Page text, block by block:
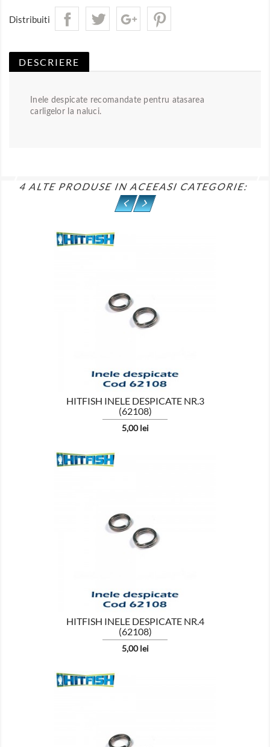
Distribuiti
DESCRIERE
Inele despicate recomandate pentru atasarea
carligelor la naluci.
4 ALTE PRODUSE IN ACEEASI CATEGORIE:
HITFISH INELE DESPICATE NR.3
(62108)
Pret
5,00 lei

HITFISH INELE DESPICATE NR.4
(62108)
Pret
5,00 lei
